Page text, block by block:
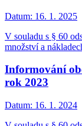
Datum: 16. 1. 2025
V souladu s § 60
množství a
Informování
rok 2023
Datum: 16. 1. 2024